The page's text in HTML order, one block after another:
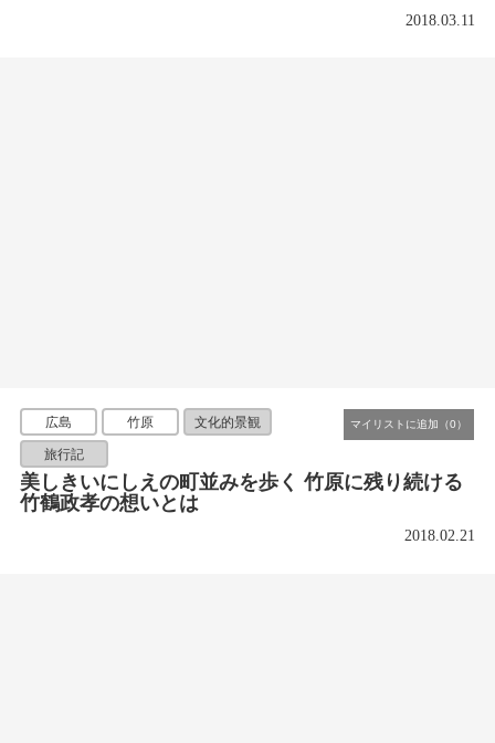
2018.03.11
広島 竹原 文化的景観
旅行記
美しきいにしえの町並みを歩く 竹原に残り続ける
竹鶴政孝の想いとは
2018.02.21